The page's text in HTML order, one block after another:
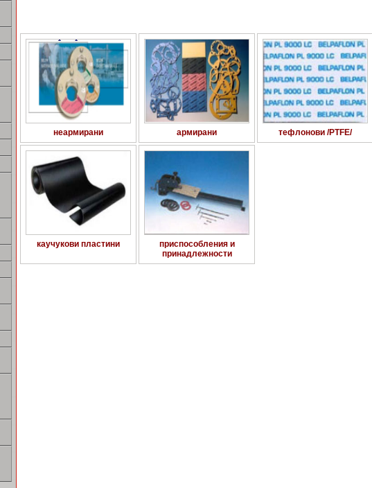
неармирани армирани тефлонови /PTFE/
каучукови пластини
приспособления и
принадлежности